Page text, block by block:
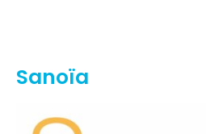
Sanoïa